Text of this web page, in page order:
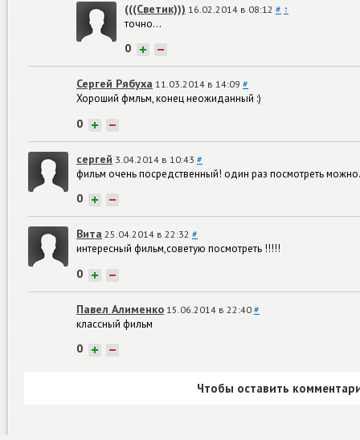
(((Светик))) 16.02.2014 в 08:12 # ↑
точно...
0 + −
Сергей Рябуха 11.03.2014 в 14:09 #
Хороший фмльм, конец неожиданный :)
0 + −
сергей 3.04.2014 в 10:43 #
фильм очень посредственный! один раз посмотреть
0 + −
Вита 25.04.2014 в 22:32 #
интересный фильм,советую посмотреть !!!!!
0 + −
Павел Алименко 15.06.2014 в 22:40 #
классный фильм
0 + −
Чтобы оставить